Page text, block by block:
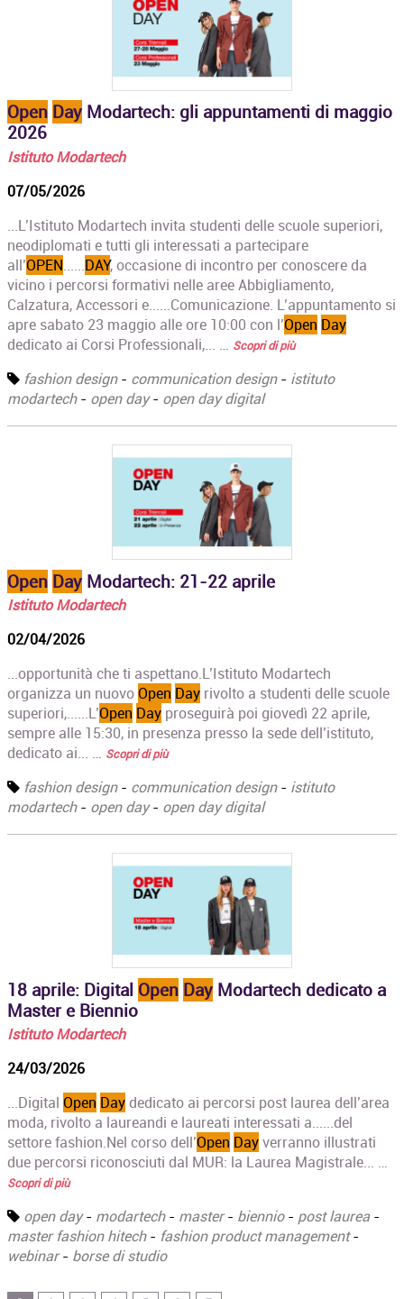
Open Day Modartech: gli appuntamenti di maggio
2026
Istituto Modartech
07/05/2026
...L’Istituto Modartech invita studenti delle scuole superiori,
neodiplomati e tutti gli interessati a partecipare
all’OPEN......DAY, occasione di incontro per conoscere da
vicino i percorsi formativi nelle aree Abbigliamento,
Calzatura, Accessori e......Comunicazione. L’appuntamento si
apre sabato 23 maggio alle ore 10:00 con l’Open Day
dedicato ai Corsi Professionali,... … Scopri di più
fashion design- communication design- istituto
modartech- open day- open day digital
Open Day Modartech: 21-22 aprile
Istituto Modartech
02/04/2026
...opportunità che ti aspettano.L’Istituto Modartech
organizza un nuovoOpen Day rivolto a studenti delle scuole
superiori,......L’Open Day proseguirà poi giovedì 22 aprile,
sempre alle 15:30, in presenza presso la sede dell’istituto,
dedicato ai... … Scopri di più
fashion design- communication design- istituto
modartech- open day- open day digital
18 aprile: Digital Open Day Modartech dedicato a
Master e Biennio
Istituto Modartech
24/03/2026
...DigitalOpen Daydedicato ai percorsi post laurea dell’area
moda, rivolto a laureandi e laureati interessati a......del
settore fashion.Nel corso dell’Open Dayverranno illustrati
due percorsi riconosciuti dal MUR: la Laurea Magistrale... …
Scopri di più
open day- modartech- master- biennio- post laurea-
master fashion hitech- fashion product management-
webinar- borse di studio